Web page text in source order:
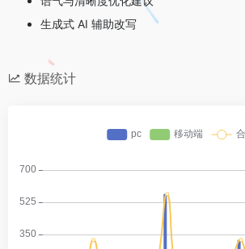
生成式 AI 辅助改写
数据统计